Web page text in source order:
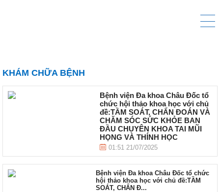
KHÁM CHỮA BỆNH
Bệnh viện Đa khoa Châu Đốc tổ
chức hội thảo khoa học với chủ
đề:TẦM SOÁT, CHẨN ĐOÁN VÀ
CHĂM SÓC SỨC KHỎE BAN
ĐẦU CHUYÊN KHOA TAI MŨI
HỌNG VÀ THÍNH HỌC
01:51 21/07/2025
Bệnh viện Đa khoa Châu Đốc tổ chức
hội thảo khoa học với chủ đề:TẦM
SOÁT, CHẨN Đ...